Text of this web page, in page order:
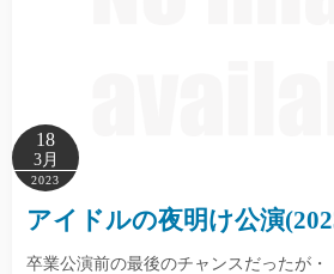
18
3月
2023
アイドルの夜明け公演
卒業公演前の最後のチャンスだったが・